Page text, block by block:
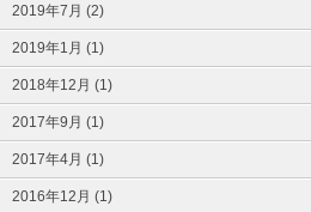
2019年7月 (2)
2019年1月 (1)
2018年12月 (1)
2017年9月 (1)
2017年4月 (1)
2016年12月 (1)